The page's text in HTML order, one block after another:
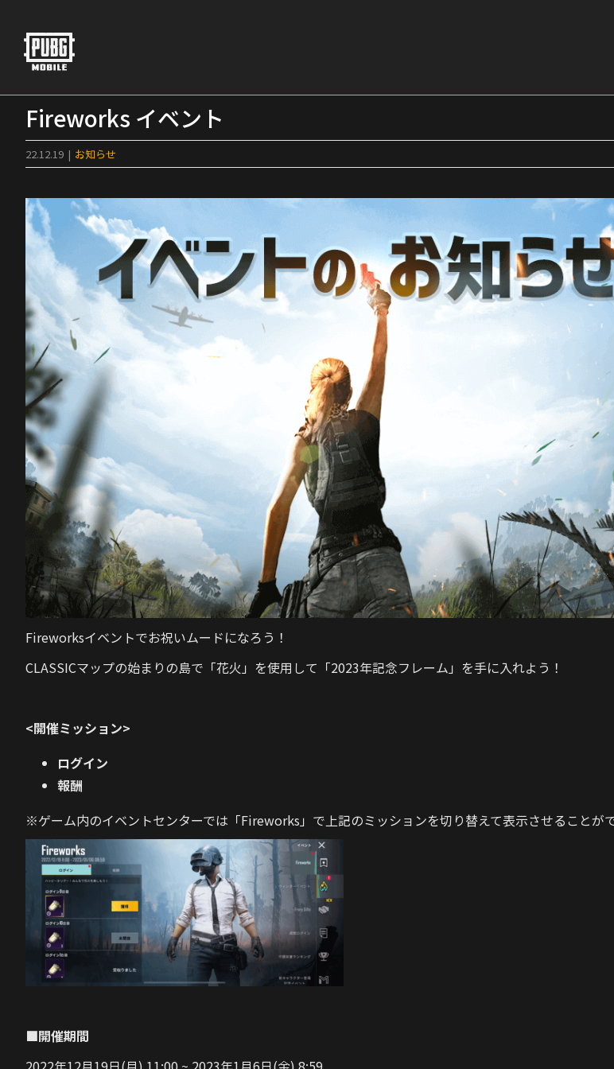
content
Fireworks イベント
22.12.19 | お知らせ
Fireworksイベントでお祝いムードになろう！
CLASSICマップの始まりの島で「花火」を使用して「2023年記念フレーム」を手に入れよう！
<開催ミッション>
ログイン
報酬
※ゲーム内のイベントセンターでは「Fireworks 」で上記のミッションを切り替えて表示させることがで
■開催期間